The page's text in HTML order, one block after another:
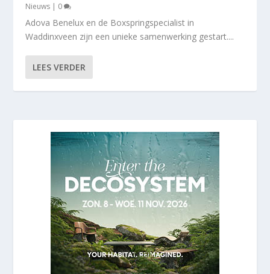
Nieuws | 0
Adova Benelux en de Boxspringspecialist in
Waddinxveen zijn een unieke samenwerking gestart....
LEES VERDER